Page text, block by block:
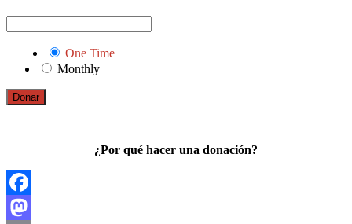
One Time
Monthly
Donar
¿Por qué hacer una donación?
Facebook